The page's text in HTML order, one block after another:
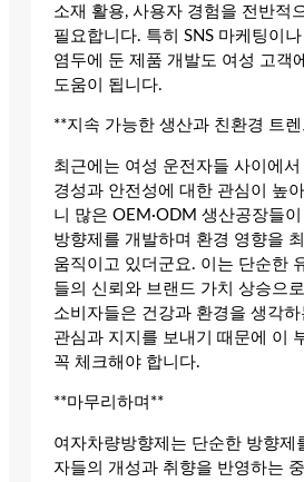
소재 활용, 사용자 경험을 전반적
필요합니다. 특히 SNS 마케팅이
염두에 둔 제품 개발도 여성 고객
도움이 됩니다.
**지속 가능한 생산과 친환경 트
최근에는 여성 운전자들 사이에
경성과 안전성에 대한 관심이 높
니 많은 OEM·ODM 생산공장들
방향제를 개발하며 환경 영향을
움직이고 있더군요. 이는 단순한
들의 신뢰와 브랜드 가치 상승으
소비자들은 건강과 환경을 생각
관심과 지지를 보내기 때문에 이
꼭 체크해야 합니다.
**마무리하며**
여자차량방향제는 단순한 방향제
자들의 개성과 취향을 반영하는